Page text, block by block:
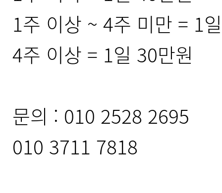
1주 이상 ~ 4주 미만 = 1
4주 이상 = 1일 30만원
문의 : 010 2528 2695
010 3711 7818